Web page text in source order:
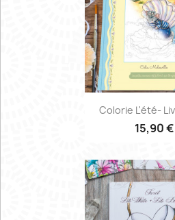
Colorie L'été-
15,90 €